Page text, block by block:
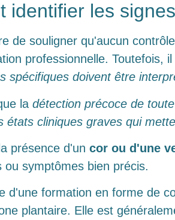
identifier les
de souligner qu'aucun
professionnelle. Toutefois,
spécifiques doivent être
la détection précoce de
états cliniques graves qui
présence d'un cor ou d'une
ou symptômes bien précis.
d'une formation en forme de
plantaire. Elle est